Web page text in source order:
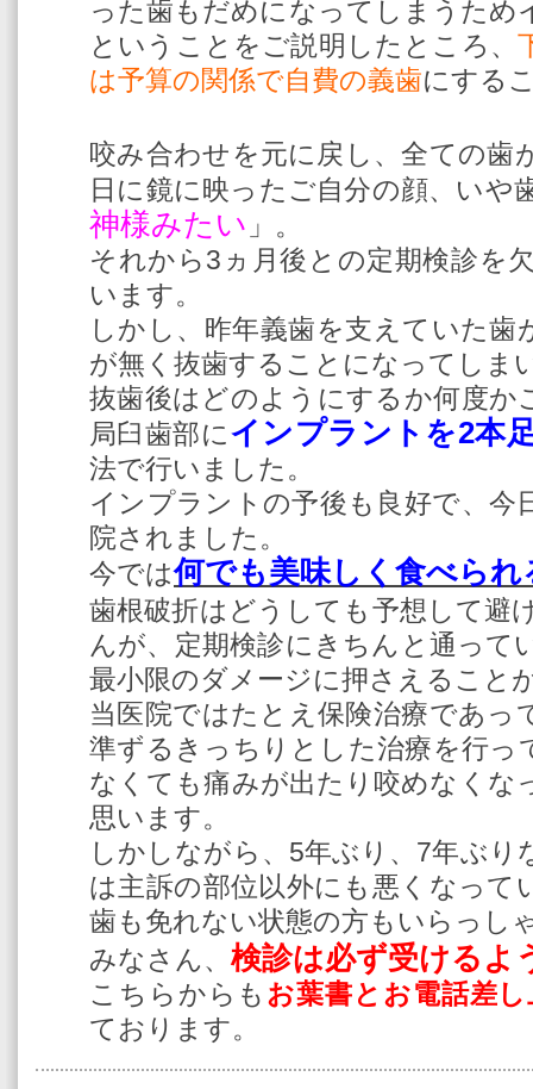
った歯もだめになってしまうため
ということをご説明したところ、
は予算の関係で自費の義歯にする
咬み合わせを元に戻し、全ての歯
日に鏡に映ったご自分の顔、いや
神様みたい 」。
それから3ヵ月後との定期検診を
います。
しかし、昨年義歯を支えていた歯
が無く抜歯することになってしま
抜歯後はどのようにするか何度か
局臼歯部にイ ンプラントを2本
法で行いました。
インプラントの予後も良好で、今
院されました。
今では何でも美味しく食べられ
歯根破折はどうしても予想して避
んが、定期検診にきちんと通って
最小限のダメージに押さえること
当医院ではたとえ保険治療であっ
準ずるきっちりとした治療を行っ
なくても痛みが出たり咬めなくな
思います。
しかしながら、5年ぶり、7年ぶり
は主訴の部位以外にも悪くなって
歯も免れない状態の方もいらっし
みなさん、 検診は必ず受けるよ
こちらからも お葉書とお電話差
ております。